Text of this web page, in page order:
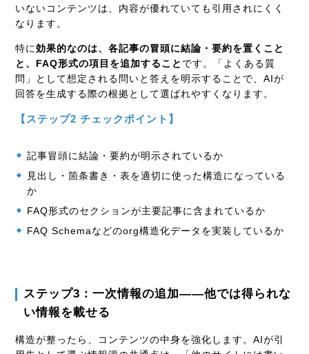
いないコンテンツは、内容が優れていても引用されにくく
なります。
特に効果的なのは、各記事の冒頭に結論・要約を置くこと
と、FAQ形式の項目を追加すること です。「よくある質
問」として想定される問いと答えを明示することで、AIが
回答を生成する際の根拠として選ばれやすくなります。
【ステップ2 チェックポイント】
記事冒頭に結論・要約が明示されているか
見出し・箇条書き・表を適切に使った構造になっている
か
FAQ形式のセクションが主要記事に含まれているか
FAQ Schemaなどのorg構造化データを実装しているか
ステップ3：一次情報の追加——他では得られな
い情報を載せる
構造が整ったら、コンテンツの中身を強化します。AIが引